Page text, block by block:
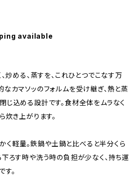
available
、炒める、蒸すを、これひとつでこなす万
カマソッのフォルムを受け継ぎ、熱と蒸
じ込める設計です。食材全体をムラなく
炊き上がります。
く軽量。鉄鍋や土鍋と比べると半分くら
下ろす時や洗う時の負担が少なく、持ち運
。